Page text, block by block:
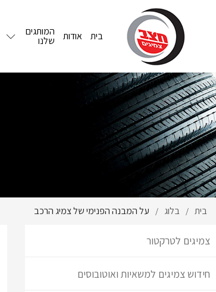
בית אודות המותגים
שלנו
בית / בלוג / על המבנה הפנימי של צמיג הרכב
צמיגים לטרקטור
חידוש צמיגים למשאיות ואוטובוסים